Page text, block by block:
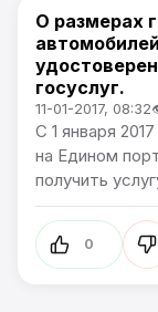
Общество
О размерах
госуслуг.
11-01-2017, 08:32
С 1 января
на Едином
получить
0